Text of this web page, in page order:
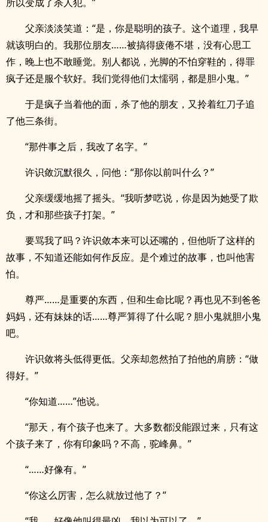
父亲淡淡笑道：“是，你是聪明的孩子。这个道理，我早
就该明白的。我那位朋友……被搞得疲倦不堪，没有心思工
作，晚上也不敢睡觉。别人都说，光脚的不怕穿鞋的，得罪
疯子还是服个软好。我们觉得他们太懦弱，都是胆小鬼。”
于是疯子当着他的面，杀了他的朋友，又拎着红刀子追
了他三条街。
“那件事之后，我改了名字。”
许识敛沉默很久，问他：“那你以前叫什么？”
父亲缓缓地摇了摇头。“我听梦呓说，你是因为她受了欺
负，才和那些孩子打架。”
要骂我了吗？许识敛本来可以还嘴的，但他听了这样的
故事，不知道还能如何作反应。是个难过的故事，也叫他害
怕。
尊严……是重要的东西，但和生命比呢？再也见不到爸爸
妈妈，还有妹妹的话……尊严算得了什么呢？胆小鬼就胆小鬼
吧。
许识敛将头低得更低。父亲却忽然拍了拍他的肩膀：“做
得好。”
“你知道……”他说。
“那天，有个孩子也来了。大多数都没能跟过来，只有这
个孩子来了，你有印象吗？不高，驼峰鼻。”
“……好像有。”
“你这么厉害，怎么就放过他了？”